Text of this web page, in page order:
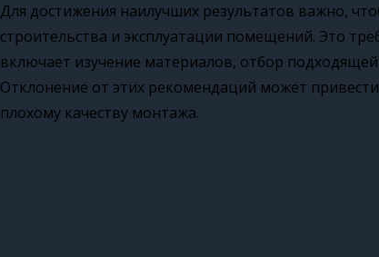
Для достижения наилучших результатов важно,
строительства и эксплуатации помещений. Это
включает изучение материалов, отбор
Отклонение от этих рекомендаций может
плохому качеству монтажа.